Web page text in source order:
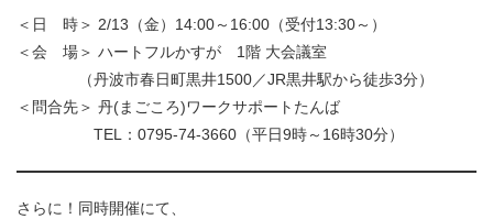
＜日 時＞ 2/13（金）14:00～16:00（受付13:30～）
＜会 場＞ ハートフルかすが 1階 大会議室
（丹波市春日町黒井1500／JR黒井駅から徒歩3分）
＜問合先＞ 丹(まごころ)ワークサポートたんば
TEL：0795-74-3660（平日9時～16時30分）
さらに！同時開催にて、